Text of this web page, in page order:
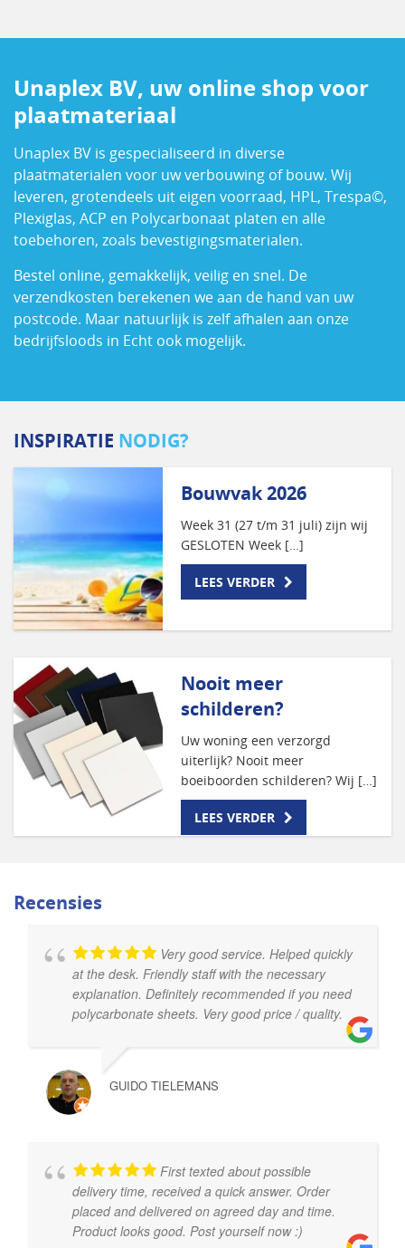
Unaplex BV, uw online shop voor
plaatmateriaal
Unaplex BV is gespecialiseerd in diverse
plaatmaterialen voor uw verbouwing of bouw. Wij
leveren, grotendeels uit eigen voorraad, HPL, Trespa©,
Plexiglas, ACP en Polycarbonaat platen en alle
toebehoren, zoals bevestigingsmaterialen.
Bestel online, gemakkelijk, veilig en snel. De
verzendkosten berekenen we aan de hand van uw
postcode. Maar natuurlijk is zelf afhalen aan onze
bedrijfsloods in Echt ook mogelijk.
INSPIRATIE NODIG?
Bouwvak 2026
Week 31 (27 t/m 31 juli) zijn wij
GESLOTEN Week […]
LEES VERDER
Nooit meer
schilderen?
Uw woning een verzorgd
uiterlijk? Nooit meer
boeiboorden schilderen? Wij […]
LEES VERDER
Recensies
Very good service. Helped quickly
at the desk. Friendly staff with the necessary
explanation. Definitely recommended if you need
polycarbonate sheets. Very good price / quality.
GUIDO TIELEMANS
First texted about possible
delivery time, received a quick answer. Order
placed and delivered on agreed day and time.
Product looks good. Post yourself now :)